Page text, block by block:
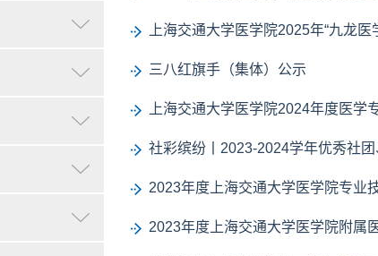
上海交通大学医学院2025年“九龙
三八红旗手（集体）公示
上海交通大学医学院2024年度医学
社彩缤纷丨2023-2024学年优秀社
2023年度上海交通大学医学院专业
2023年度上海交通大学医学院附属